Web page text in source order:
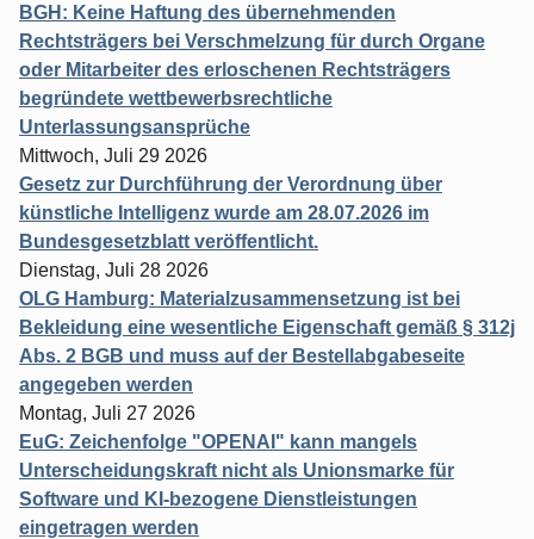
BGH: Keine Haftung des übernehmenden
Rechtsträgers bei Verschmelzung für durch Organe
oder Mitarbeiter des erloschenen Rechtsträgers
begründete wettbewerbsrechtliche
Unterlassungsansprüche
Mittwoch, Juli 29 2026
Gesetz zur Durchführung der Verordnung über
künstliche Intelligenz wurde am 28.07.2026 im
Bundesgesetzblatt veröffentlicht.
Dienstag, Juli 28 2026
OLG Hamburg: Materialzusammensetzung ist bei
Bekleidung eine wesentliche Eigenschaft gemäß § 312j
Abs. 2 BGB und muss auf der Bestellabgabeseite
angegeben werden
Montag, Juli 27 2026
EuG: Zeichenfolge "OPENAI" kann mangels
Unterscheidungskraft nicht als Unionsmarke für
Software und KI-bezogene Dienstleistungen
eingetragen werden